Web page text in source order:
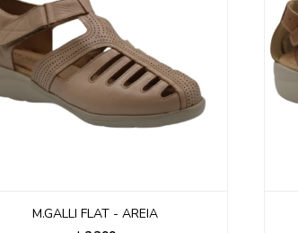
M.GALLI FLAT - AREIA